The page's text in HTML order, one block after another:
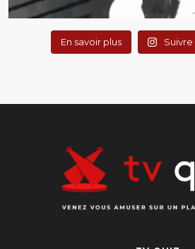
En savoir plus Suivre